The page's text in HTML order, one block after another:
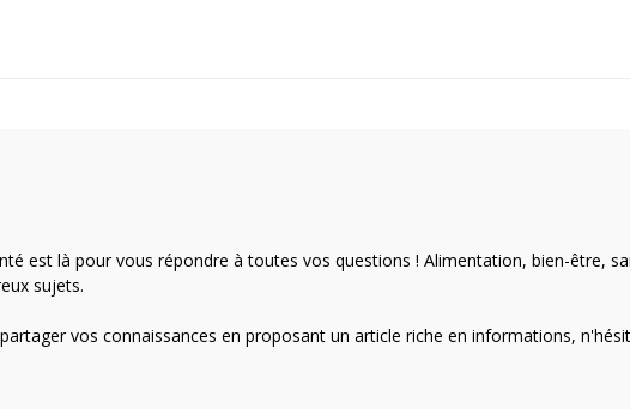
est là pour vous répondre à toutes vos questions ! Alimentation, bien-être,
sujets.
vos connaissances en proposant un article riche en informations,